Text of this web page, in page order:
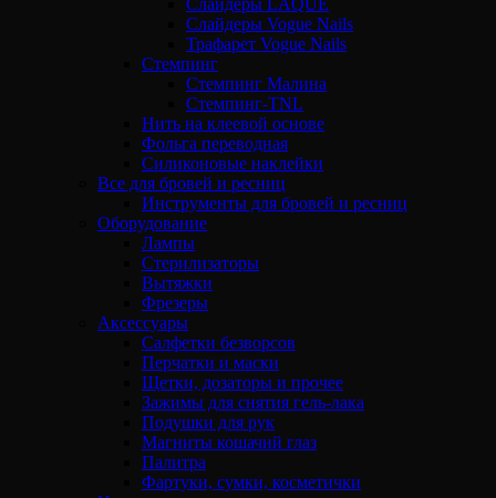
Слайдеры LAQUE
Слайдеры Vogue Nails
Трафарет Vogue Nails
Стемпинг
Стемпинг Малина
Стемпинг-TNL
Нить на клеевой основе
Фольга переводная
Силиконовые наклейки
Все для бровей и ресниц
Инструменты для бровей и ресниц
Оборудование
Лампы
Стерилизаторы
Вытяжки
Фрезеры
Аксессуары
Салфетки безворсов
Перчатки и маски
Щетки, дозаторы и прочее
Зажимы для снятия гель-лака
Подушки для рук
Магниты кошачий глаз
Палитра
Фартуки, сумки, косметички